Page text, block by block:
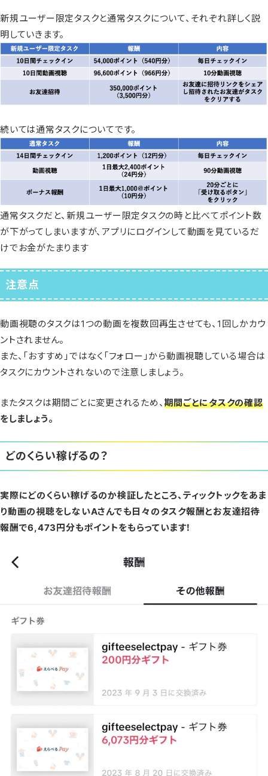
新規ユーザー限定タスクと通常タスクについて、それぞれ詳しく説
明していきます。
続いては通常タスクについてです。
通常タスクだと、新規ユーザー限定タスクの時と比べてポイント数
が下がってしまいますが、アプリにログインして動画を見ているだ
けでお金がたまります
注意点
動画視聴のタスクは1つの動画を複数回再生させても、1回しかカウ
ントされません。
また、「おすすめ」ではなく「フォロー」から動画視聴している場合は
タスクにカウントされないので注意しましょう。
またタスクは期間ごとに変更されるため、 期間ごとにタスクの確認
をしましょう。
どのくらい稼げるの？
実際にどのくらい稼げるのか検証したところ、ティックトックをあま
り動画の視聴をしないAさんでも日々のタスク報酬とお友達招待
報酬で6,473円分もポイントをもらっています！